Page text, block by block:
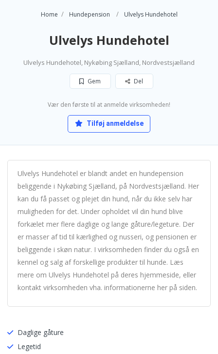
Home Hundepension Ulvelys Hundehotel
Ulvelys Hundehotel
Ulvelys Hundehotel, Nykøbing Sjælland, Nordvestsjælland
Gem Del
Vær den første til at anmelde virksomheden!
Tilføj anmeldelse
Ulvelys Hundehotel er blandt andet en hundepension
beliggende i Nykøbing Sjælland, på Nordvestsjælland. Her
kan du få passet og plejet din hund, når du ikke selv har
muligheden for det. Under opholdet vil din hund blive
forkælet mer flere daglige og lange gåture/legeture. Der
er masser af tid til kærlighed og nusseri, og pensionen er
beliggende i skøn natur. I virksomheden finder du også en
kennel og salg af forskellige produkter til hunde. Læs
mere om Ulvelys Hundehotel på deres hjemmeside, eller
kontakt virksomheden vha. informationerne her på siden.
Daglige gåture
Legetid